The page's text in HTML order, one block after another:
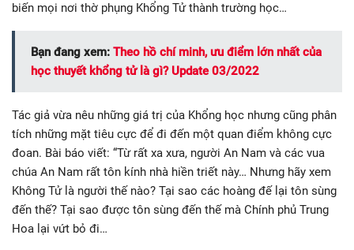
biến mọi nơi thờ phụng Khổng Tử thành trường học…
Bạn đang xem: Theo hồ chí minh, ưu điểm lớn nhất của
học thuyết khổng tử là gì? Update 03/2022
Tác giả vừa nêu những giá trị của Khổng học nhưng cũng phân
tích những mặt tiêu cực để đi đến một quan điểm không cực
đoan. Bài báo viết: “Từ rất xa xưa, người An Nam và các vua
chúa An Nam rất tôn kính nhà hiền triết này… Nhưng hãy xem
Không Tử là người thế nào? Tại sao các hoàng đế lại tôn sùng
đến thế? Tại sao được tôn sùng đến thế mà Chính phủ Trung
Hoa lại vứt bỏ đi…